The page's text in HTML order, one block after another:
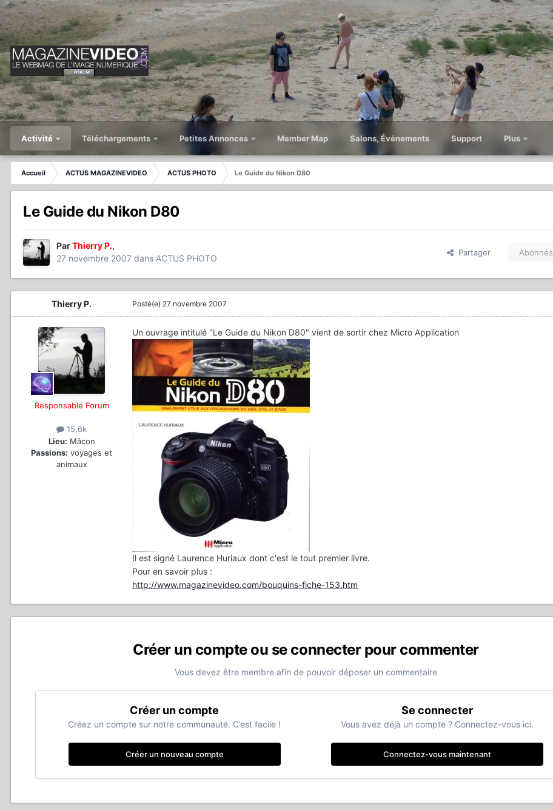
Activité Téléchargements Petites Annonces Member Map Salons, Événements Support Plus
Accueil ACTUS MAGAZINEVIDEO ACTUS PHOTO Le Guide du Nikon D80
Le Guide du Nikon D80
ParThierry P.,
27 novembre 2007 dans ACTUS PHOTO
Partager Abonnés
Thierry P.
Responsable Forum
15,6k
Lieu: Mâcon
Passions: voyages et
animaux
Posté(e) 27 novembre 2007
Un ouvrage intitulé "Le Guide du Nikon D80" vient de sortir chez Micro Application
Il est signé Laurence Huriaux dont c'est le tout premier livre.
Pour en savoir plus :
http://www.magazinevideo.com/bouquins-fiche-153.htm
Créer un compte ou se connecter pour commenter
Vous devez être membre afin de pouvoir déposer un commentaire
Créer un compte
Créez un compte sur notre communauté. C’est facile !
Créer un nouveau compte
Se connecter
Vous avez déjà un compte ? Connectez-vous ici.
Connectez-vous maintenant